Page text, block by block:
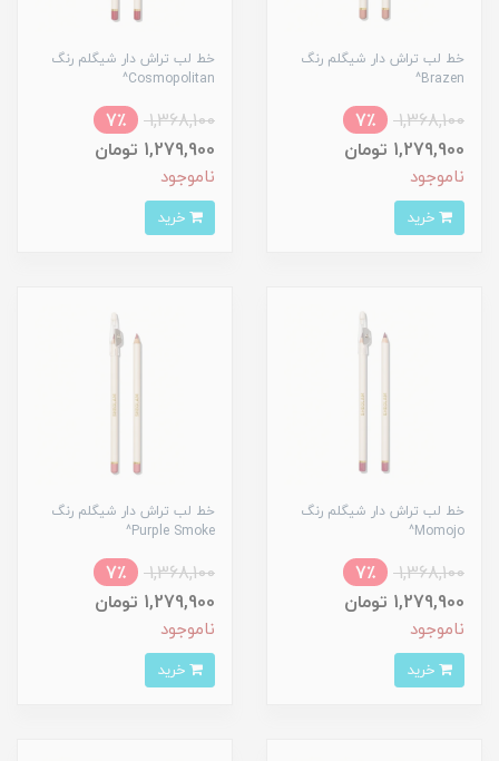
خط لب تراش دار شیگلم رنگ
Brazen^
1,368,100
7٪
1,279,900 تومان
ناموجود
خط لب تراش دار شیگلم رنگ
Cosmopolitan^
1,368,100
7٪
1,279,900 تومان
ناموجود
خط لب تراش دار شیگلم رنگ
Momojo^
1,368,100
7٪
1,279,900 تومان
ناموجود
خط لب تراش دار شیگلم رنگ
Purple Smoke^
1,368,100
7٪
1,279,900 تومان
ناموجود